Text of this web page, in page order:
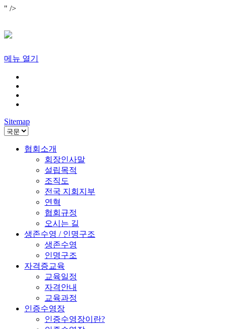
" />
메뉴 열기
Sitemap
협회소개
회장인사말
설립목적
조직도
전국 지회지부
연혁
협회규정
오시는 길
생존수영 / 인명구조
생존수영
인명구조
자격증교육
교육일정
자격안내
교육과정
인증수영장
인증수영장이란?